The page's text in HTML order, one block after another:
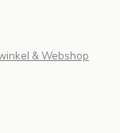
& Webshop